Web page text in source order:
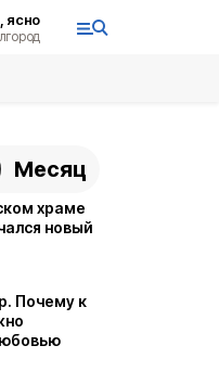
ясно
Месяц
храме
новый
Почему к